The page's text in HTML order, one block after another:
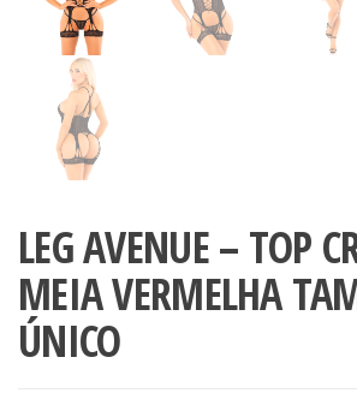
LEG AVENUE – TOP
MEIA VERMELHA
ÚNICO